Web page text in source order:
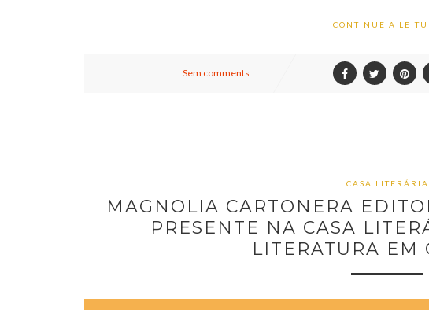
CONTINUE A
Sem comments
CASA LITERÁRIA
MAGNOLIA CARTONERA
PRESENTE NA CASA
LITERATURA EM